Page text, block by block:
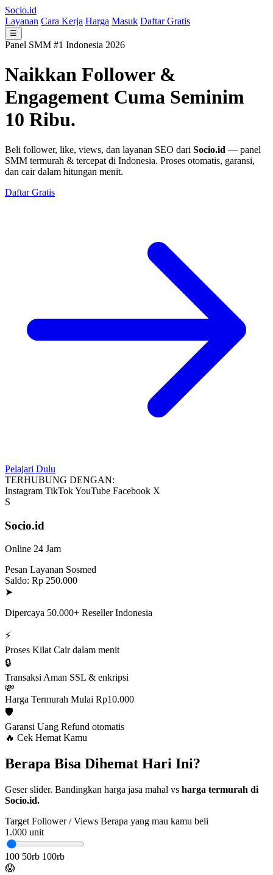
Socio.id
Layanan Cara Kerja Harga Masuk Daftar Gratis
☰
Panel SMM #1 Indonesia 2026
Naikkan Follower &
Engagement Cuma Seminim
10 Ribu.
Beli follower, like, views, dan layanan SEO dari Socio.id — panel
SMM termurah & tercepat di Indonesia. Proses otomatis, garansi,
dan cair dalam hitungan menit.
Daftar Gratis
Pelajari Dulu
TERHUBUNG DENGAN:
Instagram TikTokYouTube Facebook X
S
Socio.id
Online 24 Jam
Pesan Layanan Sosmed
Saldo: Rp 250.000
➤
Dipercaya 50.000+ Reseller Indonesia
⚡
Proses Kilat Cair dalam menit
🔒
Transaksi Aman SSL & enkripsi
💸
Harga Termurah Mulai Rp10.000
🛡️
Garansi Uang Refund otomatis
🔥 Cek Hemat Kamu
Berapa Bisa Dihemat Hari Ini?
Geser slider. Bandingkan harga jasa mahal vs harga termurah di
Socio.id.
Target Follower / Views Berapa yang mau kamu beli
1.000 unit
100 50rb 100rb
😱